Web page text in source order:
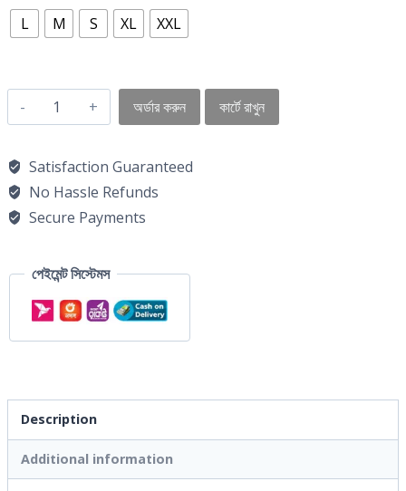
L
M S XL XXL
অর্ডার করুন কার্টে রাখুন
Satisfaction Guaranteed
No Hassle Refunds
Secure Payments
পেইমেন্ট সিস্টেমস
Description
Additional information